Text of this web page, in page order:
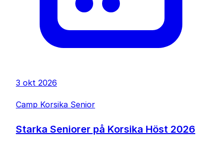
3 okt 2026
Camp Korsika Senior
Starka Seniorer på Korsika Höst 2026